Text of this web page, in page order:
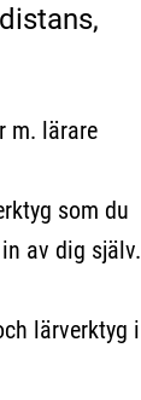
lärare
som du
av dig själv.
lärverktyg i